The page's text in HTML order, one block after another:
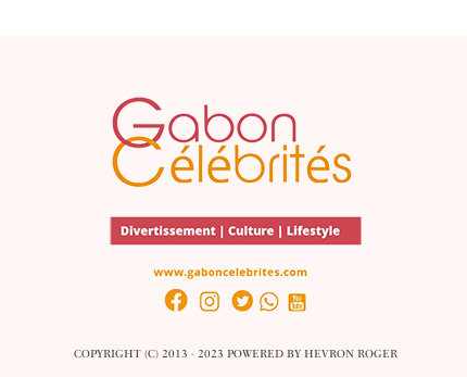
COPYRIGHT (C) 2013 - 2023 POWERED BYHEVRON ROGER